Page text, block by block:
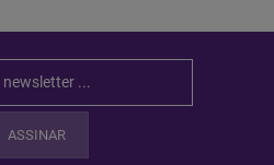
ASSINAR